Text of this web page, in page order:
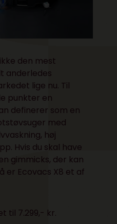
den mest
anderledes
lige nu. Til
punkter en
definerer som en
med
høj
Hvis du skal have
gimmicks, der kan
er Ecovacs X8 et af
til 7.299,- kr.